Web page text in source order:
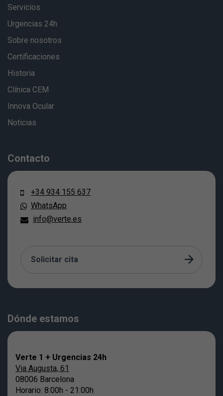
Servicios
Urgencias 24h
Sobre nosotros
Certificaciones
Historia
Clínica CEM
Innova Ocular
Noticias
Contacto
+34 934 155 637
WhatsApp
info@verte.es
Solicitar cita
Dónde estamos
Verte 1 + Urgencias 24h
Via Augusta, 61
08006 Barcelona
Horario: 8:00h - 21:00h